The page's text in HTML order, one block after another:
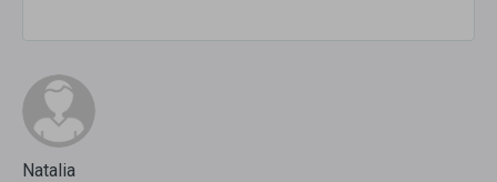
Natalia